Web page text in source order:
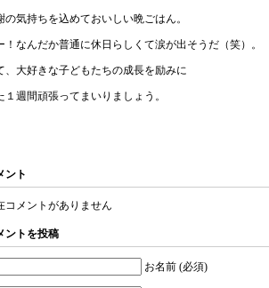
の気持ちを込めておいしい晩ごはん。
！なんだか普通に休日らしくて涙が出そうだ（笑）。
、大好きな子どもたちの成長を励みに
１週間頑張ってまいりましょう。
ント
コメントがありません
ントを投稿
お名前 (必須)